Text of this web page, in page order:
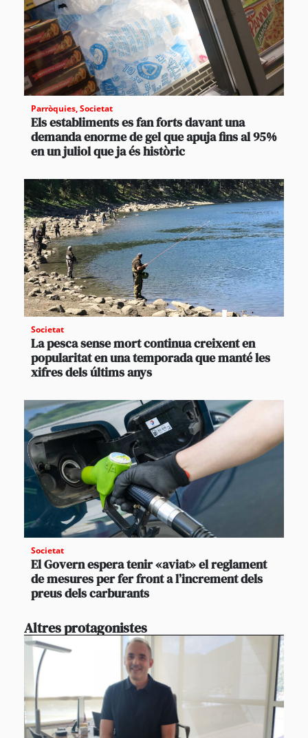
Parròquies,Societat
Els establiments es fan forts davant una
demanda enorme de gel que apuja fins al 95%
en un juliol que ja és històric
Societat
La pesca sense mort continua creixent en
popularitat en una temporada que manté les
xifres dels últims anys
Societat
El Govern espera tenir «aviat» el reglament
de mesures per fer front a l’increment dels
preus dels carburants
Altres protagonistes